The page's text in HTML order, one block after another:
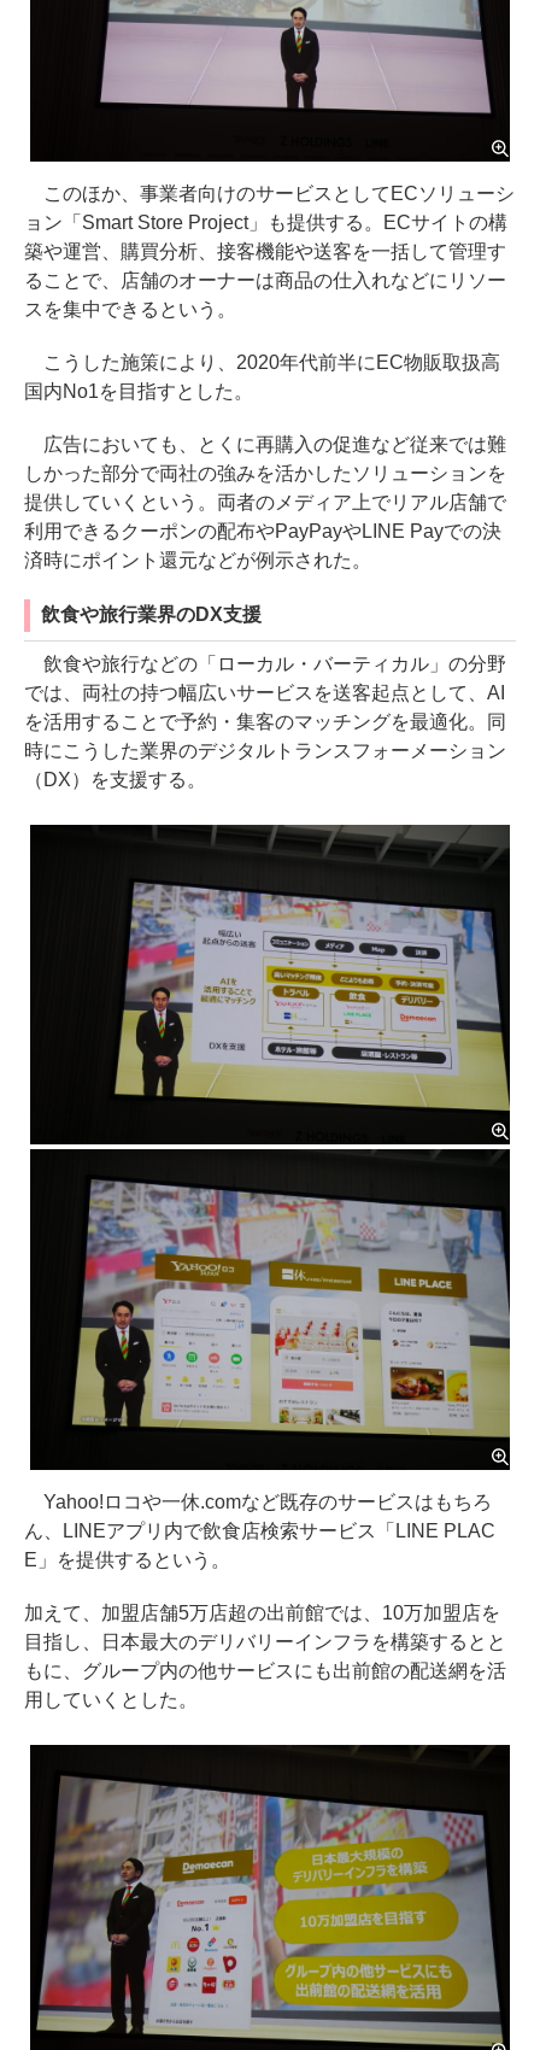
このほか、事業者向けのサービスとしてECソリューシ
ョン「Smart Store Project」も提供する。ECサイトの構
築や運営、購買分析、接客機能や送客を一括して管理す
ることで、店舗のオーナーは商品の仕入れなどにリソー
スを集中できるという。
こうした施策により、2020年代前半にEC物販取扱高
国内No1を目指すとした。
広告においても、とくに再購入の促進など従来では難
しかった部分で両社の強みを活かしたソリューションを
提供していくという。両者のメディア上でリアル店舗で
利用できるクーポンの配布やPayPayやLINE Payでの決
済時にポイント還元などが例示された。
飲食や旅行業界のDX支援
飲食や旅行などの「ローカル・バーティカル」の分野
では、両社の持つ幅広いサービスを送客起点として、AI
を活用することで予約・集客のマッチングを最適化。同
時にこうした業界のデジタルトランスフォーメーション
（DX）を支援する。
Yahoo!ロコや一休.comなど既存のサービスはもちろ
ん、LINEアプリ内で飲食店検索サービス「LINE PLAC
E」を提供するという。
加えて、加盟店舗5万店超の出前館では、10万加盟店を
目指し、日本最大のデリバリーインフラを構築するとと
もに、グループ内の他サービスにも出前館の配送網を活
用していくとした。